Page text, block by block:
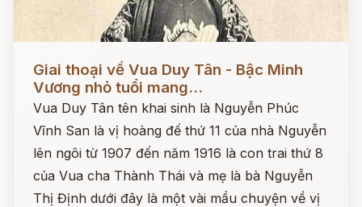
Giai thoại về Vua Duy Tân - Bậc Minh
Vương nhỏ tuổi mang...
Vua Duy Tân tên khai sinh là Nguyễn Phúc
Vĩnh San là vị hoàng đế thứ 11 của nhà Nguyễn
lên ngôi từ 1907 đến năm 1916 là con trai thứ 8
của Vua cha Thành Thái và mẹ là bà Nguyễn
Thị Định dưới đây là một vài mẩu chuyện về vị